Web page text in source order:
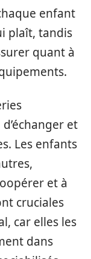
enfant
plaît, tandis
quant à
et
Les enfants
et à
cruciales
car elles les
dans